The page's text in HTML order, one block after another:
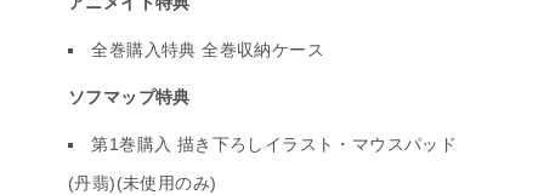
全巻購入特典 全巻収納ケース
ソフマップ特典
第1巻購入 描き下ろしイラスト・マウスパッド
(丹翡)(未使用のみ)